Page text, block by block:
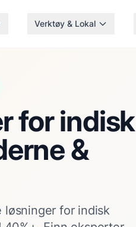
Verktøy & Lokal
for indisk
&
løsninger for indisk